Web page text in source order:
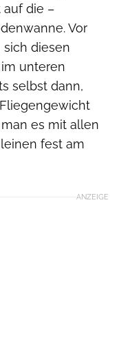
die –
Vor
diesen
unteren
selbst dann,
es mit allen
fest am
ANZEIGE